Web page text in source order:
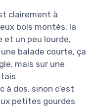
clairement à
bols montés, la
et un peu lourde,
balade courte, ça
mais sur une
dos, sinon c’est
petites gourdes